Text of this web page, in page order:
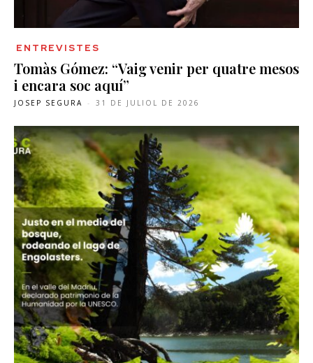
ENTREVISTES
Tomàs Gómez: “Vaig venir per quatre mesos
i encara soc aquí”
JOSEP SEGURA - 31 DE JULIOL DE 2026